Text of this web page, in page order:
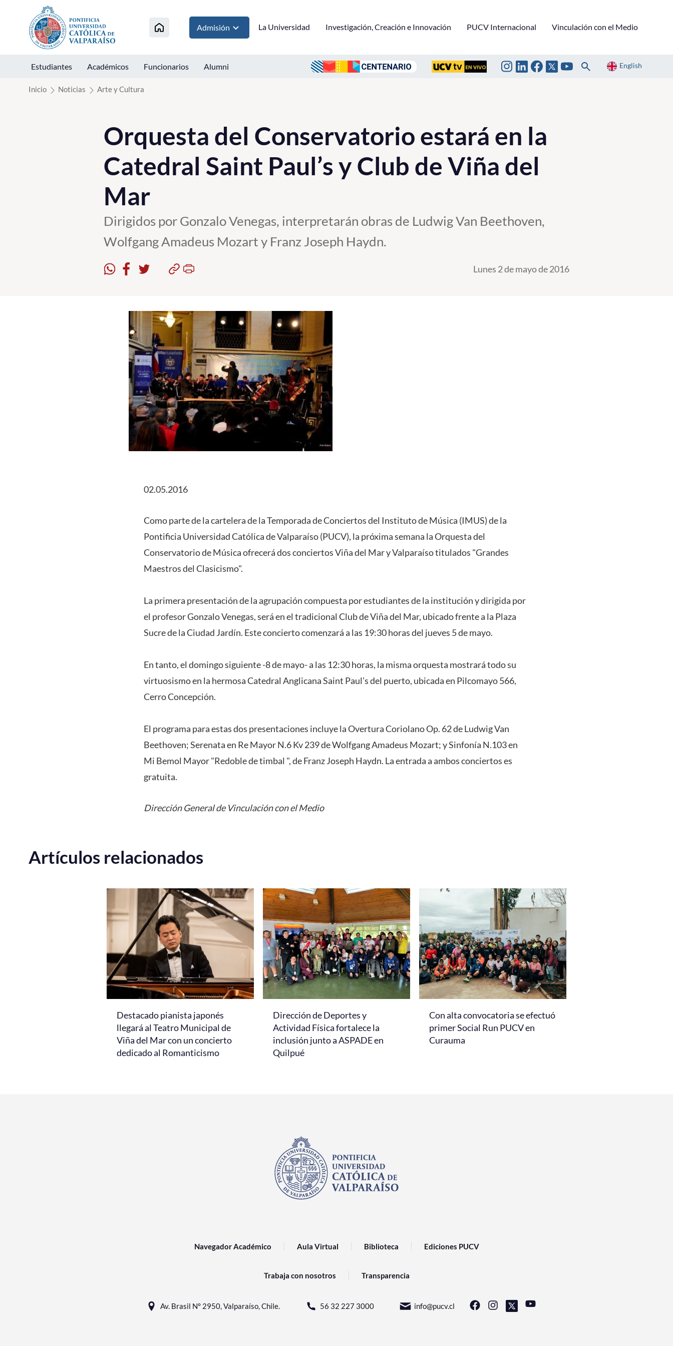
Click acá para ir directamente al contenido
Admisión La Universidad Investigación, Creación e Innovación PUCV Internacional Vinculación con el Medio
Estudiantes Académicos Funcionarios Alumni English
Inicio Noticias Arte y Cultura
Orquesta del Conservatorio estará en la
Catedral Saint Paul’s y Club de Viña del
Mar
Dirigidos por Gonzalo Venegas, interpretarán obras de Ludwig Van Beethoven,
Wolfgang Amadeus Mozart y Franz Joseph Haydn.
Lunes 2 de mayo de 2016
02.05.2016
Como parte de la cartelera de la Temporada de Conciertos del Instituto de Música (IMUS) de la
Pontificia Universidad Católica de Valparaíso (PUCV), la próxima semana la Orquesta del
Conservatorio de Música ofrecerá dos conciertos Viña del Mar y Valparaíso titulados "Grandes
Maestros del Clasicismo".
La primera presentación de la agrupación compuesta por estudiantes de la institución y dirigida por
el profesor Gonzalo Venegas, será en el tradicional Club de Viña del Mar, ubicado frente a la Plaza
Sucre de la Ciudad Jardín. Este concierto comenzará a las 19:30 horas del jueves 5 de mayo.
En tanto, el domingo siguiente -8 de mayo- a las 12:30 horas, la misma orquesta mostrará todo su
virtuosismo en la hermosa Catedral Anglicana Saint Paul’s del puerto, ubicada en Pilcomayo 566,
Cerro Concepción.
El programa para estas dos presentaciones incluye la Overtura Coriolano Op. 62 de Ludwig Van
Beethoven; Serenata en Re Mayor N.6 Kv 239 de Wolfgang Amadeus Mozart; y Sinfonía N.103 en
Mi Bemol Mayor "Redoble de timbal ", de Franz Joseph Haydn. La entrada a ambos conciertos es
gratuita.
Dirección General de Vinculación con el Medio
Artículos relacionados
Destacado pianista japonés
llegará al Teatro Municipal de
Viña del Mar con un concierto
dedicado al Romanticismo
Dirección de Deportes y
Actividad Física fortalece la
inclusión junto a ASPADE en
Quilpué
Con alta convocatoria se efectuó
primer Social Run PUCV en
Curauma
Navegador Académico Aula Virtual Biblioteca Ediciones PUCV
Trabaja con nosotros Transparencia
Av. Brasil N° 2950, Valparaíso, Chile. 56 32 227 3000 info@pucv.cl